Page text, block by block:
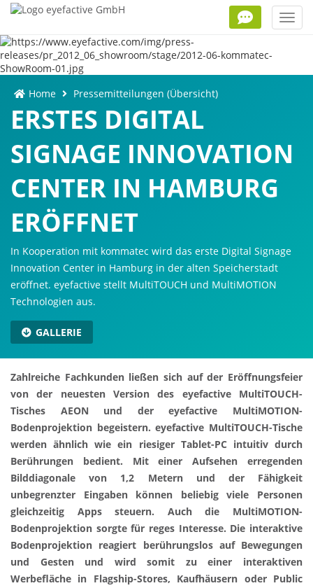
Home Pressemitteilungen (Übersicht)
ERSTES DIGITAL
SIGNAGE INNOVATION
CENTER IN HAMBURG
ERÖFFNET
In Kooperation mit kommatec wird das erste Digital Signage
Innovation Center in Hamburg in der alten Speicherstadt
eröffnet. eyefactive stellt MultiTOUCH und MultiMOTION
Technologien aus.
GALLERIE
Zahlreiche Fachkunden ließen sich auf der Eröffnungsfeier
von der neuesten Version des eyefactive MultiTOUCH-
Tisches AEON und der eyefactive MultiMOTION-
Bodenprojektion begeistern. eyefactive MultiTOUCH-Tische
werden ähnlich wie ein riesiger Tablet-PC intuitiv durch
Berührungen bedient. Mit einer Aufsehen erregenden
Bilddiagonale von 1,2 Metern und der Fähigkeit
unbegrenzter Eingaben können beliebig viele Personen
gleichzeitig Apps steuern. Auch die MultiMOTION-
Bodenprojektion sorgte für reges Interesse. Die interaktive
Bodenprojektion reagiert berührungslos auf Bewegungen
und Gesten und wird somit zu einer interaktiven
Werbefläche in Flagship-Stores, Kaufhäusern oder Public